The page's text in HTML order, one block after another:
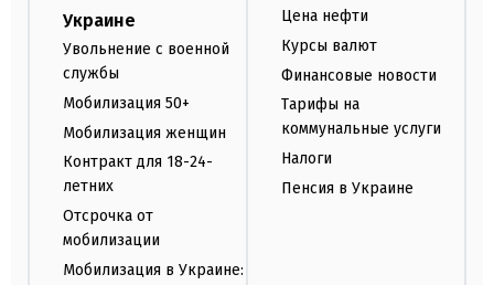
Украине
Увольнение с военной
службы
Мобилизация 50+
Мобилизация женщин
Контракт для 18-24-
летних
Отсрочка от
мобилизации
Мобилизация в Украине:
Цена нефти
Курсы валют
Финансовые новости
Тарифы на
коммунальные услуги
Налоги
Пенсия в Украине